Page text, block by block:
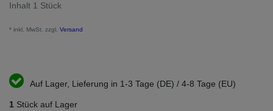
Inhalt 1 Stück
* inkl. MwSt. zzgl. Versand
Auf Lager, Lieferung in 1-3 Tage (DE) / 4-8 Tage (EU)
1 Stück auf Lager